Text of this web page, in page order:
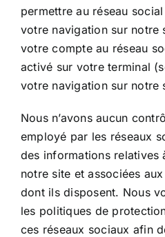
permettre au réseau
votre navigation sur notre
votre compte au réseau
activé sur votre terminal
votre navigation sur notre
Nous n’avons aucun
employé par les réseaux
des informations relatives
notre site et associées
dont ils disposent. Nous
les politiques de
ces réseaux sociaux afin